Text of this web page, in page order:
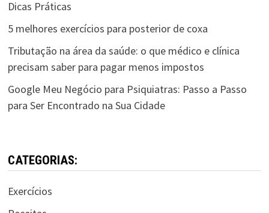
Dicas Práticas
5 melhores exercícios para posterior de coxa
Tributação na área da saúde: o que médico e clínica
precisam saber para pagar menos impostos
Google Meu Negócio para Psiquiatras: Passo a Passo
para Ser Encontrado na Sua Cidade
CATEGORIAS:
Exercícios